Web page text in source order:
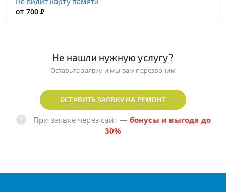
от 700Р
Не нашли нужную услугу?
Оставьте заявку и мы вам перезвоним
ОСТАВИТЬ ЗАЯВКУ НА РЕМОНТ
При заявке через сайт— бонусы и выгода до
30%